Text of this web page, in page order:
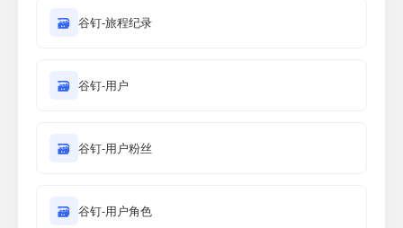
🗃 谷钉-旅程纪录
🗃 谷钉-用户
🗃 谷钉-用户粉丝
🗃 谷钉-用户角色